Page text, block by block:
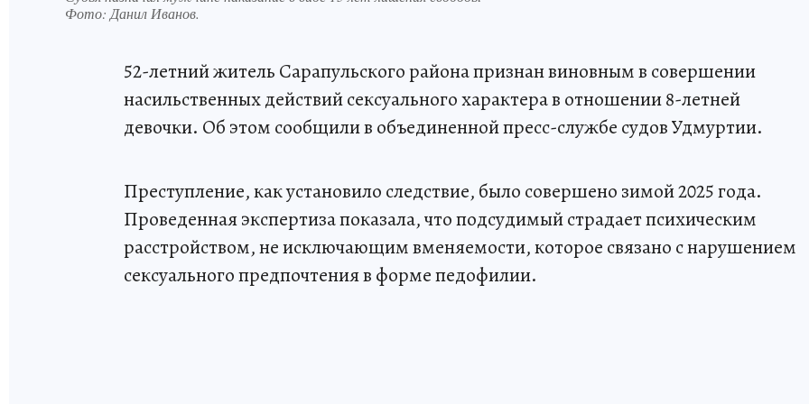
Фото:Данил Иванов.
52-летний житель Сарапульского района признан виновным в совершении
насильственных действий сексуального характера в отношении 8-летней
девочки. Об этом сообщили в объединенной пресс-службе судов Удмуртии.
Преступление, как установило следствие, было совершено зимой 2025 года.
Проведенная экспертиза показала, что подсудимый страдает психическим
расстройством, не исключающим вменяемости, которое связано с нарушением
сексуального предпочтения в форме педофилии.